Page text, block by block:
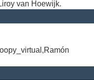
van Hoewijk.